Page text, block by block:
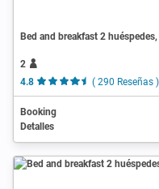
Bed and breakfast 2
2
4.8
( 290 Reseñas )
Booking
Detalles